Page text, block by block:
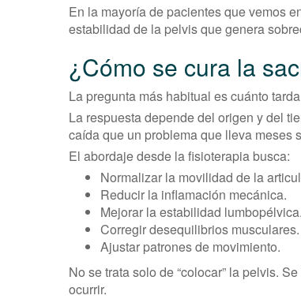
En la mayoría de pacientes que vemos
estabilidad de la pelvis que genera
¿Cómo se cura la
La pregunta más habitual es cuánto
La respuesta depende del origen y del
caída que un problema que lleva meses
El abordaje desde la fisioterapia busca:
Normalizar la movilidad de la
Reducir la inflamación mecánica.
Mejorar la estabilidad lumbopélvica.
Corregir desequilibrios musculares.
Ajustar patrones de movimiento.
No se trata solo de “colocar” la pelvis.
ocurrir.